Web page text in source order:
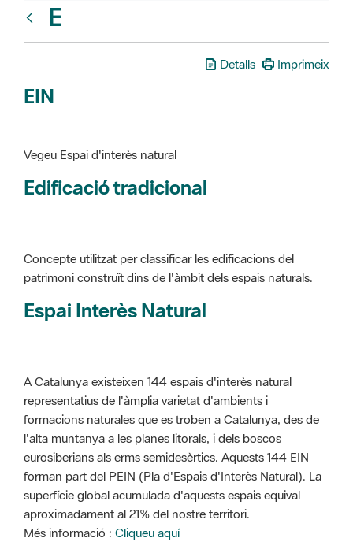
E
Detalls Imprimeix
EIN
Vegeu Espai d'interès natural
Edificació tradicional
Concepte utilitzat per classificar les edificacions del
patrimoni construït dins de l'àmbit dels espais naturals.
Espai Interès Natural
A Catalunya existeixen 144 espais d'interès natural
representatius de l'àmplia varietat d'ambients i
formacions naturales que es troben a Catalunya, des de
l'alta muntanya a les planes litorals, i dels boscos
eurosiberians als erms semidesèrtics. Aquests 144 EIN
forman part del PEIN (Pla d'Espais d'Interès Natural). La
superfície global acumulada d'aquests espais equival
aproximadament al 21% del nostre territori.
Més informació : Cliqueu aquí